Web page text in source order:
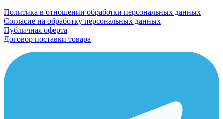
Политика в отношении обработки персональных данных
Согласие на обработку персональных данных
Публичная оферта
Договор поставки товара